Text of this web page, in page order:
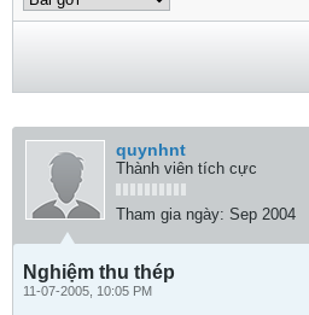
quynhnt
Thành viên tích cực
Tham gia ngày: Sep 2004
Nghiệm thu thép
11-07-2005, 10:05 PM